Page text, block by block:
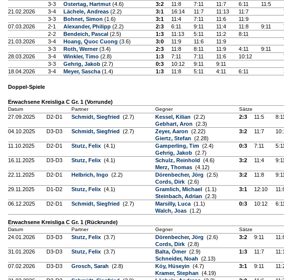
3-3
Ostertag, Hartmut (4.6) 3:2 11:8 7:11 11:7 6:11
11:5
21.02.2026
3-4 Lächele, Andreas (2.2) 3:1 16:14 11:7 11:13 11:7
3-3
Bohnet, Simon (1.6) 3:1 11:4 7:11 11:6
11:9
07.03.2026
2-1 Alexander, Philipp (2.2) 2:3 6:11 9:11 11:4 11:8 9:11
2-2
Bendeich, Pascal (2.5) 1:3 11:13 5:11 11:2
8:11
21.03.2026
3-4 Hoang, Quoc Cuong (3.6) 3:0 11:9 11:6 11:9
3-3
Roth, Werner(3.4) 2:3 11:8 8:11 11:9 4:11
9:11
28.03.2026
3-4 Winkler, Timo (2.8) 1:3 7:11 7:11 11:6 10:12
3-3
Gehrig, Jakob (2.7) 0:3 10:12 9:11
9:11
18.04.2026
3-4 Meyer, Sascha (1.4) 1:3 11:8 5:11 4:11 6:11
Doppel-Spiele
Erwachsene Kreisliga C Gr. 1 (Vorrunde)
Datum Partner Gegner Sätze
27.09.2025 D2-D1 Schmidt, Siegfried (2.7) Kessel, Kilian (2.2)
Gebhart, Aron (2.3)
2:3 11:5 8:11
04.10.2025 D3-D3 Schmidt, Siegfried (2.7) Zeyer, Aaron (2.22)
Giertz, Stefan (2.28)
3:2 11:7
11.10.2025 D2-D1 Stutz, Felix (4.1) Gamperling, Tim (2.4)
Gehrig, Jakob (2.7)
0:3 7:11 5:11
16.11.2025 D3-D3 Stutz, Felix (4.1) Schulz, Reinhold (4.6)
Merz, Thomas (4.12)
3:2 11:4 9:11
22.11.2025 D2-D1 Helbrich, Ingo (2.2) Dörenbecher, Jörg (2.5)
Cords, Dirk (2.6)
3:2 11:8 9:11
29.11.2025 D1-D2 Stutz, Felix (4.1) Gramlich, Michael (1.1)
Steinbach, Adrian (2.3)
3:1 12:10
06.12.2025 D2-D1 Schmidt, Siegfried (2.7) Marsilly, Luca (1.1)
Walch, Joas (1.2)
0:3 10:12 6:11
Erwachsene Kreisliga C Gr. 1 (Rückrunde)
Datum Partner Gegner Sätze
24.01.2026 D3-D3 Stutz, Felix (3.7) Dörenbecher, Jörg (2.6)
Cords, Dirk (2.8)
3:2 9:11
31.01.2026 D3-D3 Stutz, Felix (3.7) Balta, Ömer (2.9)
Schneider, Noah (2.13)
1:3 11:7
07.02.2026 D3-D3 Grosch, Sarah (2.8) Köy, Hüseyin (4.7)
Kramer, Stephan (4.19)
3:1 9:11